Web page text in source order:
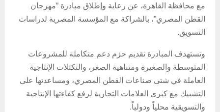
مع محافظة القاهرة، عن رعاية وإطلاق مبادرة “مهرجان
القطن المصري”، بالشراكة مع المؤسسة المصرية لدراسات
التسويق.
وتستهدف المبادرة تقديم حزم دعم متكاملة للمشروعات
المتوسطة والصغيرة ومتناهية الصغر، والتكتلات الإنتاجية
العاملة في شتى صناعات القطن المصري، ومساعدتها على
التشبيك مع كبرى العلامات التجارية لرفع كفاءتها الإنتاجية
والتسويقية محلياً ودولياً.